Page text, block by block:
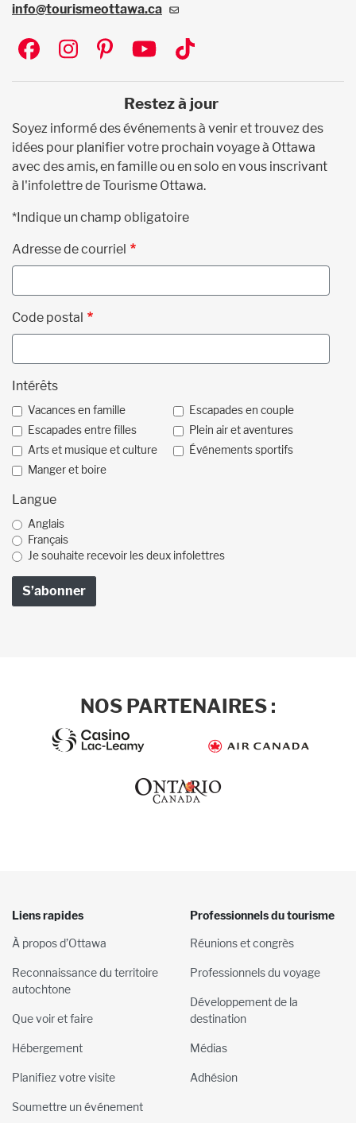
info@tourismeottawa.ca
Social
Restez à jour
Soyez informé des événements à venir et trouvez des
idées pour planifier votre prochain voyage à Ottawa
avec des amis, en famille ou en solo en vous inscrivant
à l'infolettre de Tourisme Ottawa.
*Indique un champ obligatoire
Adresse de courriel
Code postal
Intérêts
Vacances en famille
Escapades en couple
Escapades entre filles
Plein air et aventures
Arts et musique et culture
Événements sportifs
Manger et boire
Langue
Anglais
Français
Je souhaite recevoir les deux infolettres
NOS PARTENAIRES :
Liens rapides
À propos d’Ottawa
Reconnaissance du territoire
autochtone
Que voir et faire
Hébergement
Planifiez votre visite
Soumettre un événement
Professionnels du tourisme
Réunions et congrès
Professionnels du voyage
Développement de la
destination
Médias
Adhésion